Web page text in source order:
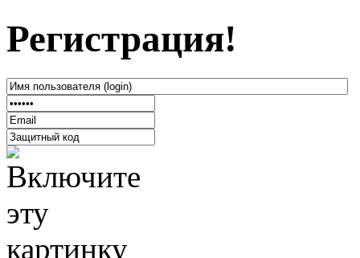
Регистрация!